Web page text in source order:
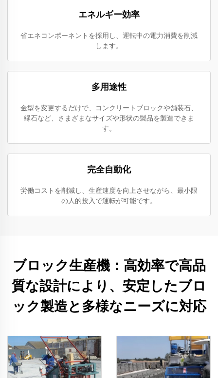
エネルギー効率
省エネコンポーネントを採用し、運転中の電力消費を削減
します。
多用途性
金型を変更するだけで、コンクリートブロックや舗装石、
縁石など、さまざまなサイズや形状の製品を製造できま
す。
完全自動化
労働コストを削減し、生産速度を向上させながら、最小限
の人的投入で運転が可能です。
ブロック生産機：高効率で高品
質な設計により、安定したブロ
ック製造と多様なニーズに対応